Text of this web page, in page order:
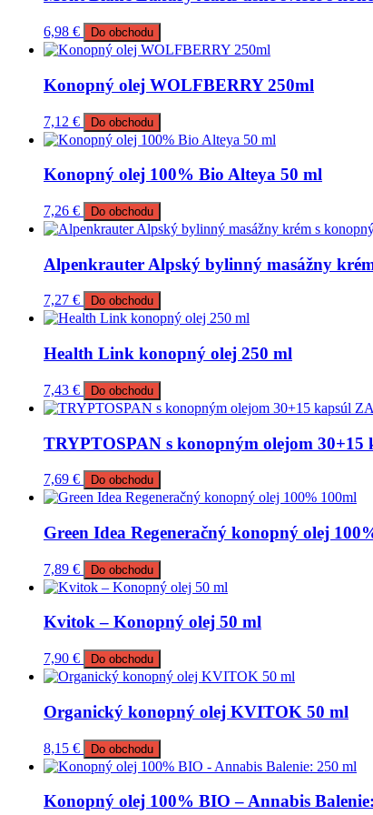
6,98 € Do obchodu
Konopný olej WOLFBERRY 250ml
7,12 € Do obchodu
Konopný olej 100% Bio Alteya 50 ml
7,26 € Do obchodu
Alpenkrauter Alpský bylinný masážny
7,27 € Do obchodu
Health Link konopný olej 250 ml
7,43 € Do obchodu
TRYPTOSPAN s konopným olejom
7,69 € Do obchodu
Green Idea Regeneračný konopný olej
7,89 € Do obchodu
Kvitok – Konopný olej 50 ml
7,90 € Do obchodu
Organický konopný olej KVITOK 50 ml
8,15 € Do obchodu
Konopný olej 100% BIO – Annabis